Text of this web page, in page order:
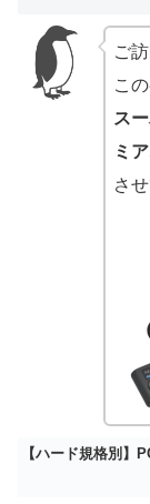
ご
こ
ス
ミ
さ
【ハード規格別】